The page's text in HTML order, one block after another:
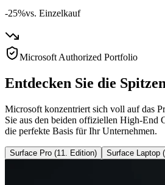
-25%vs. Einzelkauf
Microsoft Authorized Portfolio
Entdecken Sie die
Microsoft konzentriert sich voll auf das
Sie aus den beiden offiziellen High-End
die perfekte Basis für Ihr Unternehmen.
Surface Pro (11. Edition) Surface Laptop